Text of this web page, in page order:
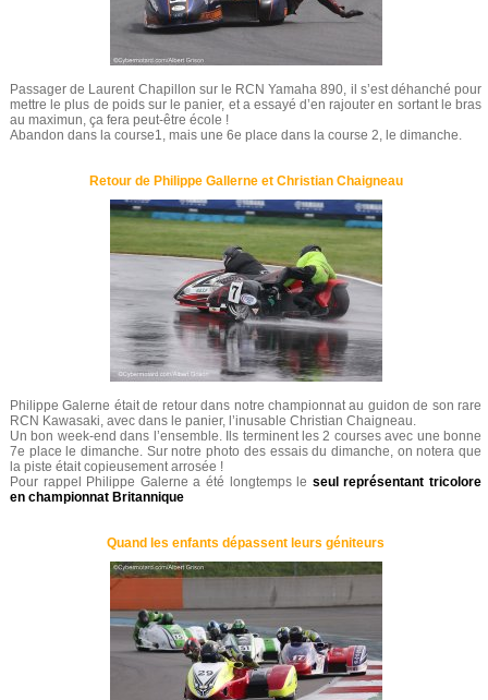
Passager de Laurent Chapillon sur le RCN Yamaha 890, il s’est déhanché pour
mettre le plus de poids sur le panier, et a essayé d’en rajouter en sortant le bras
au maximun, ça fera peut-être école !
Abandon dans la course1, mais une 6e place dans la course 2, le dimanche.
Retour de Philippe Gallerne et Christian Chaigneau
Philippe Galerne était de retour dans notre championnat au guidon de son rare
RCN Kawasaki, avec dans le panier, l’inusable Christian Chaigneau.
Un bon week-end dans l’ensemble. Ils terminent les 2 courses avec une bonne
7e place le dimanche. Sur notre photo des essais du dimanche, on notera que
la piste était copieusement arrosée !
Pour rappel Philippe Galerne a été longtemps le seul représentant tricolore
en championnat Britannique
Quand les enfants dépassent leurs géniteurs